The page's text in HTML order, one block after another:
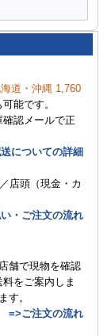
道・沖縄 1,760
能です。
認メールで正
についての詳細
店頭（現金・カ
・ご注文の流れ
舗で現物を確認
をご案内しま
す。
=>ご注文の流れ